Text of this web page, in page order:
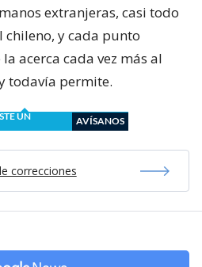
extranjeras, casi todo
y cada punto
acerca cada vez más al
todavía permite.
UN
AVÍSANOS
correcciones